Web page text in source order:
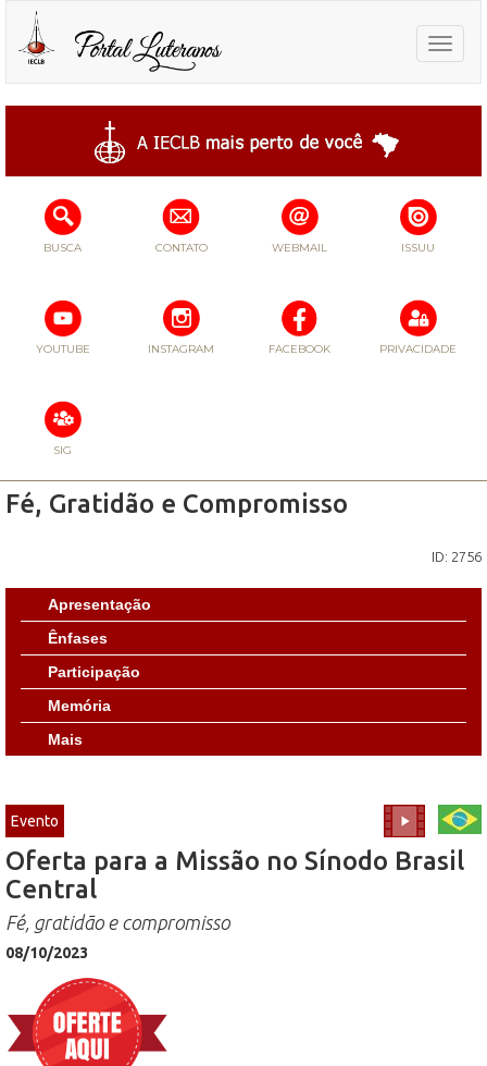
Toggle
BUSCA CONTATO WEBMAIL ISSUU
YOUTUBE INSTAGRAM FACEBOOK PRIVACIDADE
SIG
Fé, Gratidão e Compromisso
ID: 2756
Apresentação
Ênfases
Participação
Memória
Mais
Evento
Oferta para a Missão no Sínodo Brasil
Central
Fé, gratidão e compromisso
08/10/2023